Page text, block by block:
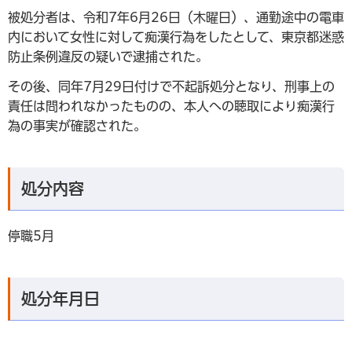
被処分者は、令和7年6月26日（木曜日）、通勤途中の電車
内において女性に対して痴漢行為をしたとして、東京都迷惑
防止条例違反の疑いで逮捕された。
その後、同年7月29日付けで不起訴処分となり、刑事上の
責任は問われなかったものの、本人への聴取により痴漢行
為の事実が確認された。
処分内容
停職5月
処分年月日